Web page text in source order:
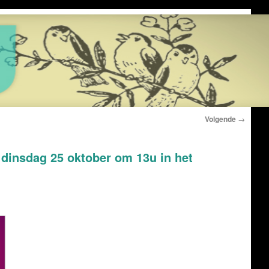
Volgende →
25 oktober om 13u in het